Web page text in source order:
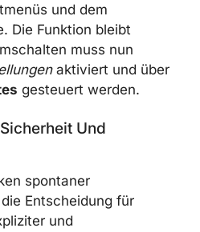
und dem
Die Funktion bleibt
muss nun
aktiviert und über
gesteuert werden.
Und
spontaner
Entscheidung für
und